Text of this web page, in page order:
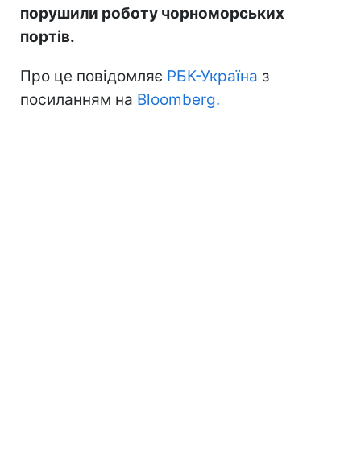
порушили роботу чорноморських
портів.
Про це повідомляє РБК-Україна з
посиланням на Bloomberg.